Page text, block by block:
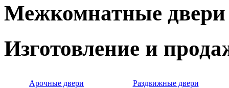
Межкомнатные двери
Изготовление и
Арочные двери Раздвижные двери